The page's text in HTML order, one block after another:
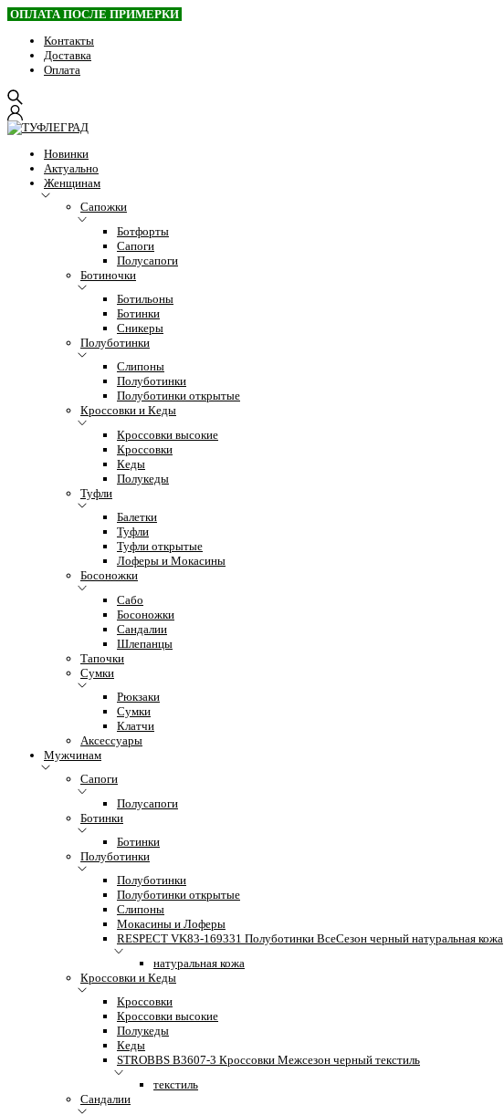
ОПЛАТА ПОСЛЕ ПРИМЕРКИ
Контакты
Доставка
Оплата
Новинки
Актуально
Женщинам
Сапожки
Ботфорты
Сапоги
Полусапоги
Ботиночки
Ботильоны
Ботинки
Сникеры
Полуботинки
Слипоны
Полуботинки
Полуботинки открытые
Кроссовки и Кеды
Кроссовки высокие
Кроссовки
Кеды
Полукеды
Туфли
Балетки
Туфли
Туфли открытые
Лоферы и Мокасины
Босоножки
Сабо
Босоножки
Сандалии
Шлепанцы
Тапочки
Сумки
Рюкзаки
Сумки
Клатчи
Аксессуары
Мужчинам
Сапоги
Полусапоги
Ботинки
Ботинки
Полуботинки
Полуботинки
Полуботинки открытые
Слипоны
Мокасины и Лоферы
RESPECT VK83-169331 Полуботинки ВсеСезон черный натуральная кожа
натуральная кожа
Кроссовки и Кеды
Кроссовки
Кроссовки высокие
Полукеды
Кеды
STROBBS B3607-3 Кроссовки Межсезон черный текстиль
текстиль
Сандалии